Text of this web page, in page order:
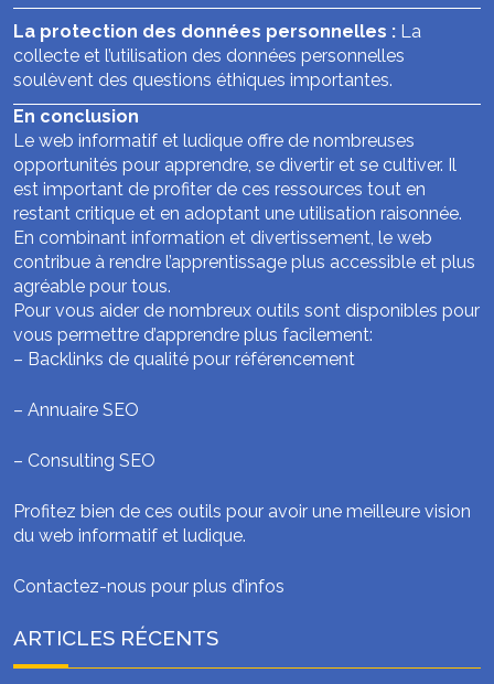
La protection des données personnelles : La
collecte et l’utilisation des données personnelles
soulèvent des questions éthiques importantes.
En conclusion
Le web informatif et ludique offre de nombreuses
opportunités pour apprendre, se divertir et se cultiver. Il
est important de profiter de ces ressources tout en
restant critique et en adoptant une utilisation raisonnée.
En combinant information et divertissement, le web
contribue à rendre l’apprentissage plus accessible et plus
agréable pour tous.
Pour vous aider de nombreux outils sont disponibles pour
vous permettre d’apprendre plus facilement:
– Backlinks de qualité pour référencement
– Annuaire SEO
– Consulting SEO
Profitez bien de ces outils pour avoir une meilleure vision
du web informatif et ludique.
Contactez-nous pour plus d’infos
ARTICLES RÉCENTS